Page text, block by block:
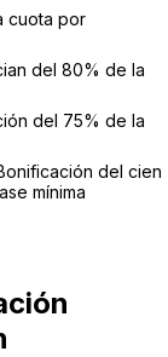
cuota por
del 80% de la
del 75% de la
del cien
mínima